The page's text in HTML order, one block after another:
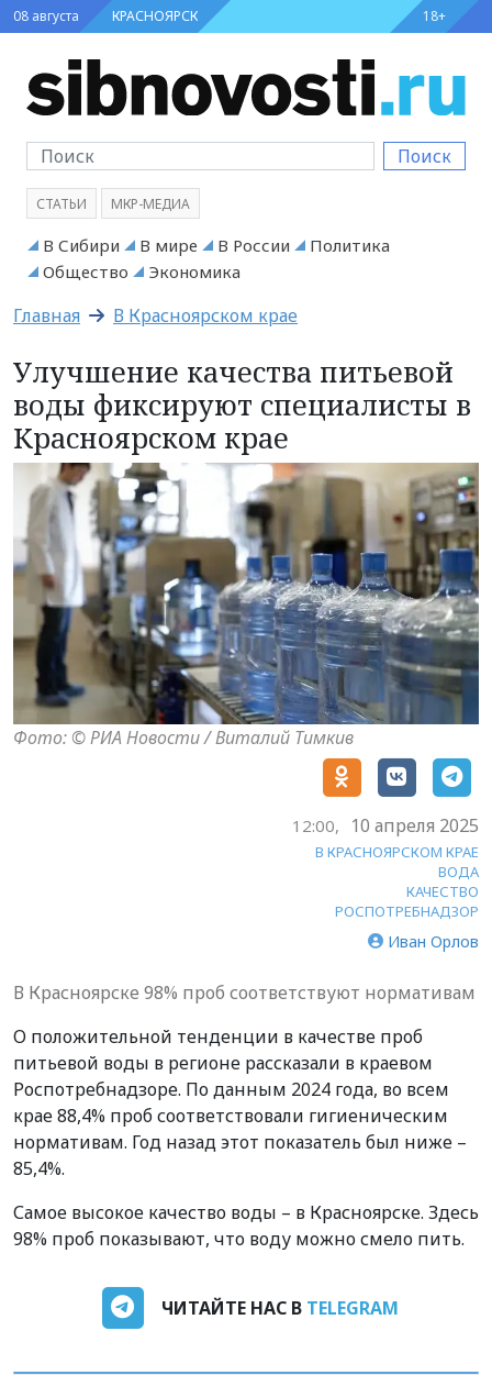
08 августа КРАСНОЯРСК 18+
Поиск
СТАТЬИ МКР-МЕДИА
В Сибири В мире В России
Политика
Общество
Экономика
Главная В Красноярском крае
Улучшение качества питьевой
воды фиксируют специалисты в
Красноярском крае
Фото: © РИА Новости / Виталий Тимкив
12:00, 10 апреля 2025
В КРАСНОЯРСКОМ КРАЕ
ВОДА
КАЧЕСТВО
РОСПОТРЕБНАДЗОР
Иван Орлов
В Красноярске 98% проб соответствуют нормативам
О положительной тенденции в качестве проб
питьевой воды в регионе рассказали в краевом
Роспотребнадзоре. По данным 2024 года, во всем
крае 88,4% проб соответствовали гигиеническим
нормативам. Год назад этот показатель был ниже –
85,4%.
Самое высокое качество воды – в Красноярске. Здесь
98% проб показывают, что воду можно смело пить.
ЧИТАЙТЕ НАС В TELEGRAM